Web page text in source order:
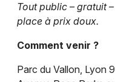
Tout public – gratuit
place à prix doux.
Comment venir ?
Parc du Vallon, Lyon